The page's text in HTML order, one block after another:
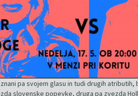
pa svojem glasu in tudi drugih
slovenske popevke, druga pa zvezda